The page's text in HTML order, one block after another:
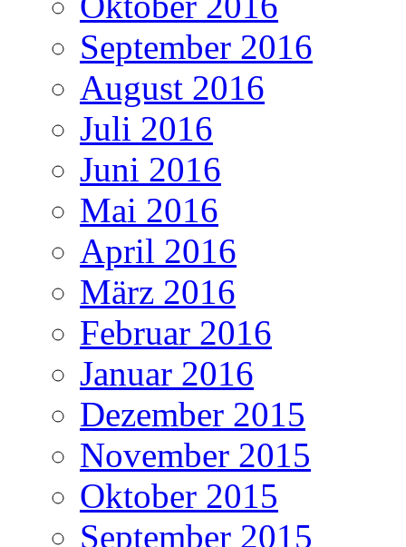
September 2016
August 2016
Juli 2016
Juni 2016
Mai 2016
April 2016
März 2016
Februar 2016
Januar 2016
Dezember 2015
November 2015
Oktober 2015
September 2015